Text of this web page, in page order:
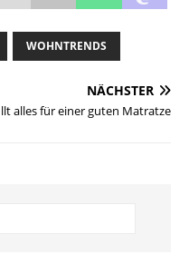
WOHNTRENDS
NÄCHSTER
alles für einer guten Matratze